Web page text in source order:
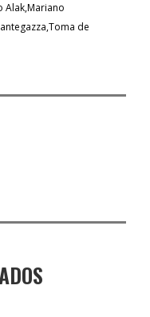
AlakMariano
Toma de